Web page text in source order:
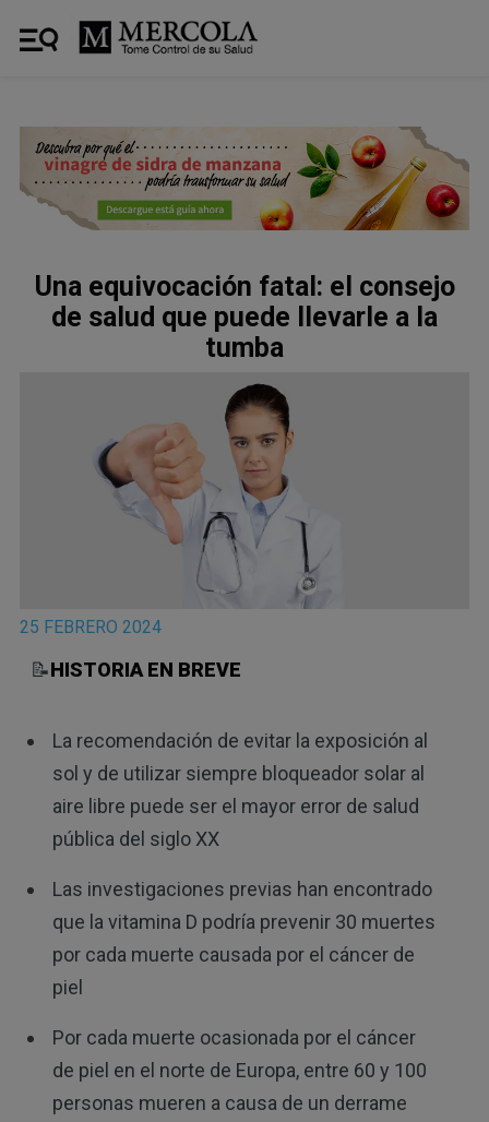
Una equivocación fatal: el consejo
de salud que puede llevarle a la
tumba
25 FEBRERO 2024
📝HISTORIA EN BREVE
La recomendación de evitar la exposición al
sol y de utilizar siempre bloqueador solar al
aire libre puede ser el mayor error de salud
pública del siglo XX
Las investigaciones previas han encontrado
que la vitamina D podría prevenir 30 muertes
por cada muerte causada por el cáncer de
piel
Por cada muerte ocasionada por el cáncer
de piel en el norte de Europa, entre 60 y 100
personas mueren a causa de un derrame